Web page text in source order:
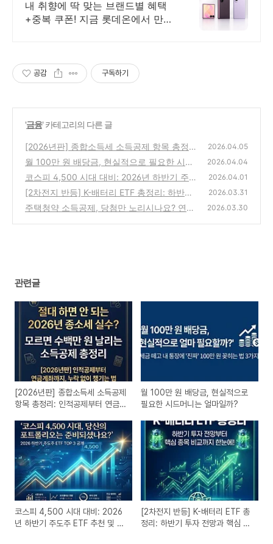
대 5천원 혜택!
내 취향에 딱 맞는 브랜드별 혜택
+중복 쿠폰! 지금 롯데온에서 만나
공감 구독하기
'금융' 카테고리의 다른 글
[2026년판] 종합소득세 소득공제 항목 총정
리: 인적공제부터 연금계좌까지
(0)
2026.04.05
월 100만 원 배당금, 현실적으로 필요한 시드
머니는 얼마일까?
(0)
2026.04.04
코스피 4,500 시대 대비: 2026년 하반기 주도
주 ETF 추천 및 시장 전망
(0)
2026.04.01
[2차전지 반등] K-배터리 ETF 총정리: 하반기
투자 전망과 핵심 종목 비교
(0)
2026.03.31
주택청약 소득공제, 당첨만 노리시나요? 연말
2026.03.30
관련글
[2026년판] 종합소득세 소득공제
항목 총정리: 인적공제부터 연금
월 100만 원 배당금, 현실적으로
필요한 시드머니는 얼마일까?
코스피 4,500 시대 대비: 2026
년 하반기 주도주 ETF 추천 및 시
[2차전지 반등] K-배터리 ETF 총
정리: 하반기 투자 전망과 핵심 종